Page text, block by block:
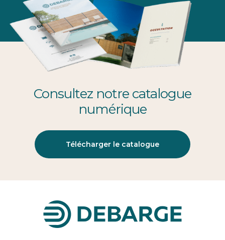
Consultez notre catalogue
numérique
Télécharger le catalogue